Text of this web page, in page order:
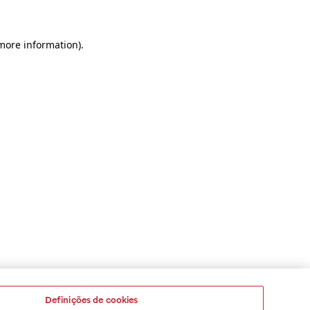
information).
Definições de cookies